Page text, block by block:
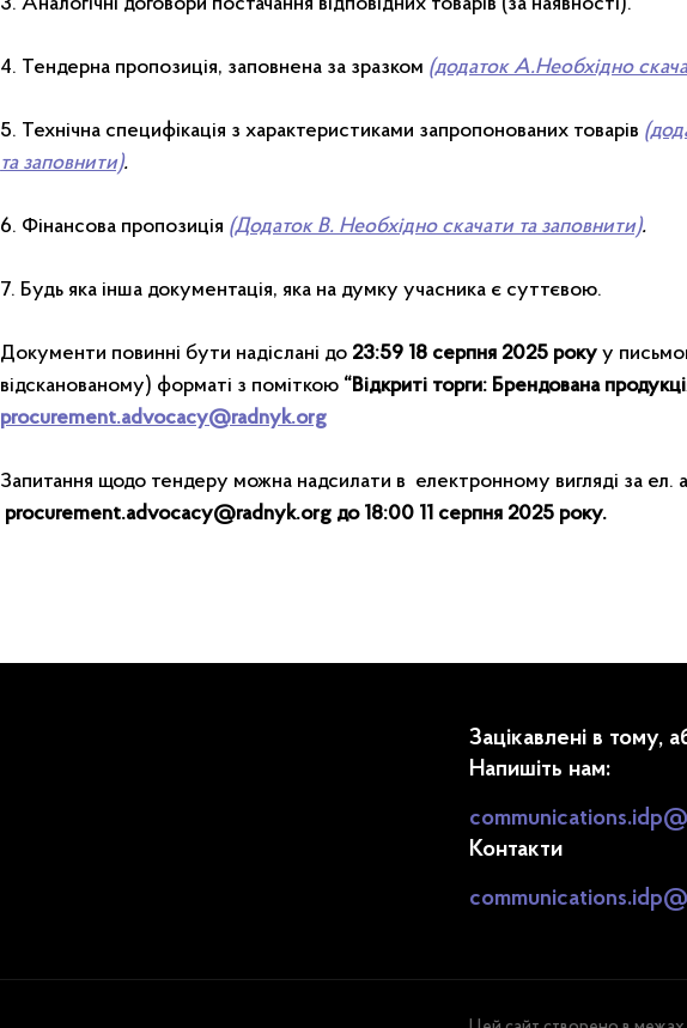
3. Аналогічні договори постачання відповідних товарів (за наявності).
4. Тендерна пропозиція, заповнена за зразком (додаток А.Необхідно
5. Технічна специфікація з характеристиками запропонованих товарів
та заповнити).
6. Фінансова пропозиція (Додаток В. Необхідно скачати та заповнити).
7. Будь яка інша документація, яка на думку учасника є суттєвою.
Документи повинні бути надіслані до 23:59 18 серпня 2025 року у
відсканованому) форматі з поміткою “Відкриті торги: Брендована
procurement.advocacy@radnyk.org
Запитання щодо тендеру можна надсилати в електронному вигляді за ел.
procurement.advocacy@radnyk.org до 18:00 11 серпня 2025 року.
Зацікавлені в тому,
Напишіть нам:
Контакти